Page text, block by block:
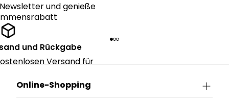
und genieße
und Rückgabe
Versand für
Online-Shopping